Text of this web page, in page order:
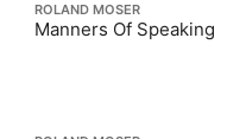
ROLAND MOSER
Manners Of Speaking